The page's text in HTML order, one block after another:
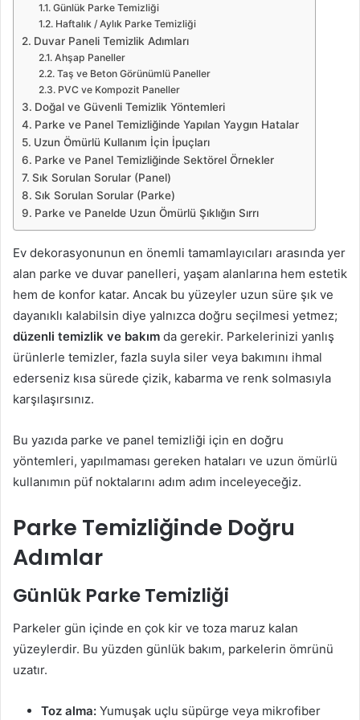
Günlük Parke Temizliği
Haftalık / Aylık Parke Temizliği
Duvar Paneli Temizlik Adımları
Ahşap Paneller
Taş ve Beton Görünümlü Paneller
PVC ve Kompozit Paneller
Doğal ve Güvenli Temizlik Yöntemleri
Parke ve Panel Temizliğinde Yapılan Yaygın Hatalar
Uzun Ömürlü Kullanım İçin İpuçları
Parke ve Panel Temizliğinde Sektörel Örnekler
Sık Sorulan Sorular (Panel)
Sık Sorulan Sorular (Parke)
Parke ve Panelde Uzun Ömürlü Şıklığın Sırrı
Ev dekorasyonunun en önemli tamamlayıcıları arasında yer
alan parke ve duvar panelleri, yaşam alanlarına hem estetik
hem de konfor katar. Ancak bu yüzeyler uzun süre şık ve
dayanıklı kalabilsin diye yalnızca doğru seçilmesi yetmez;
düzenli temizlik ve bakım da gerekir. Parkelerinizi yanlış
ürünlerle temizler, fazla suyla siler veya bakımını ihmal
ederseniz kısa sürede çizik, kabarma ve renk solmasıyla
karşılaşırsınız.
Bu yazıda parke ve panel temizliği için en doğru
yöntemleri, yapılmaması gereken hataları ve uzun ömürlü
kullanımın püf noktalarını adım adım inceleyeceğiz.
Parke Temizliğinde Doğru
Adımlar
Günlük Parke Temizliği
Parkeler gün içinde en çok kir ve toza maruz kalan
yüzeylerdir. Bu yüzden günlük bakım, parkelerin ömrünü
uzatır.
Toz alma: Yumuşak uçlu süpürge veya mikrofiber